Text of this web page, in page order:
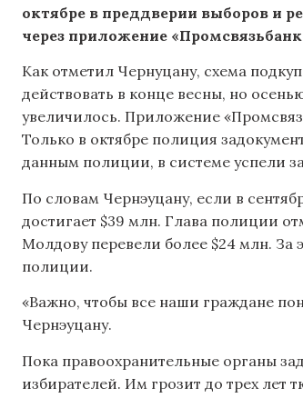
октябре в преддверии выборов и
через приложение
Как отметил Чернуцану, схема
действовать в конце весны, но
увеличилось. Приложение
Только в октябре полиция
данным полиции, в системе успели
По словам Чернэуцану, если в
достигает $39 млн. Глава полиции
Молдову перевели более $24 млн.
полиции.
«Важно, чтобы все наши граждане
Чернэуцану.
Пока правоохранительные органы
избирателей. Им грозит до трех